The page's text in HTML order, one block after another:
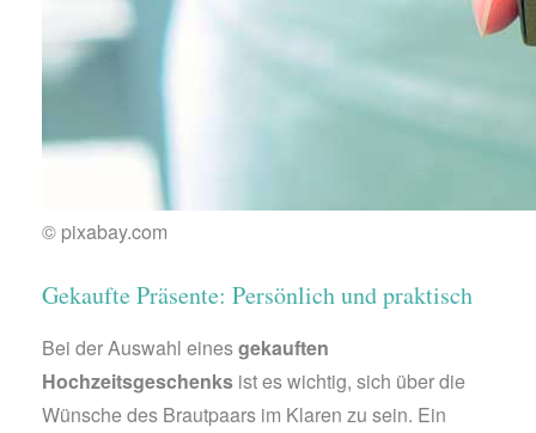
© pixabay.com
Gekaufte Präsente: Persönlich und praktisch
Bei der Auswahl einesgekauften
Hochzeitsgeschenks ist es wichtig, sich über die
Wünsche des Brautpaars im Klaren zu sein. Ein